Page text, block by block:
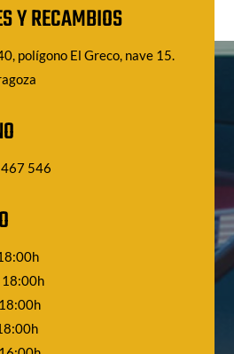
Y RECAMBIOS
polígono El Greco, nave 15.
546